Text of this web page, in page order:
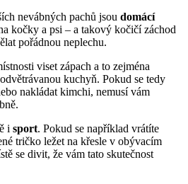
nevábných pachů jsou domácí
kočky a psi – a takový kočičí záchod
pořádnou neplechu.
viset zápach a to zejména
kuchyň. Pokud se tedy
nakládat kimchi, nemusí vám
i sport. Pokud se například vrátíte
tričko ležet na křesle v obývacím
se divit, že vám tato skutečnost